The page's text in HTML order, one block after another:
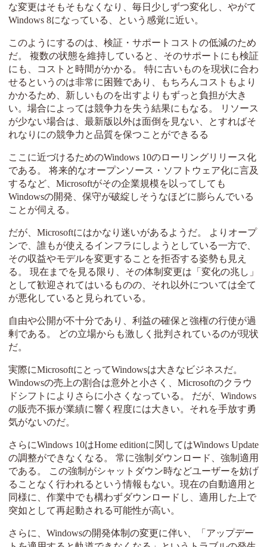
な変更はそもそもなくなり、毎日少しずつ変化し、やがて
Windows 8になっている、という感覚に近い。
このようにするのは、検証・サポートコストの低減のため
だ。 複数の状態を維持していると、そのサポートにも検証
にも、コストと時間がかかる。 特に古いものを現状に合わ
せるというのは非常に困難であり、もちろんコストもより
かかるため、新しいものを出すよりもずっと負担が大き
い。場合によっては競争力を失う結果にもなる。 リソース
が少ない場合は、最新版以外は面倒を見ない、とすればそ
れなりにの競争力と品質を保つことができるる
ここに近づけるためのWindows 10のローリングリリース化
である。 将来的なオープンソース・ソフトウェア化に言及
するなど、Microsoftがその企業規模を以ってしても
Windowsの開発、保守が破綻しそうなほどに膨らんでいる
ことが伺える。
だが、Microsoftにはかなり迷いがあるようだ。 よりオープ
ンで、誰もが使えるインフラにしようとしている一方で、
その収益やモデルを変更することを拒否する姿勢も見え
る。 現在までを見る限り、その体制変更は「変化の兆し」
として歓迎されてはいるものの、それ以外については全て
が悪化していると見られている。
自由や公開が不十分であり、利益の確保と強権の行使が過
剰である。 どの立場からも激しく批判されているのが現状
だ。
実際にMicrosoftにとってWindowsは大きなビジネスだ。
Windowsの売上の割合は意外と小さく、Microsoftのクラウ
ドシフトによりさらに小さくなっている。 だが、Windows
の販売不振が業績に響く程度には大きい。それを手放す勇
気がないのだ。
さらにWindows 10はHome editionに関してはWindows Update
の調整ができなくなる。 常に強制ダウンロード、強制適用
である。 この強制がシャットダウン時などユーザーを妨げ
ることなく行われるという情報もない。現在の自動適用と
同様に、作業中でも構わずダウンロードし、適用した上で
突如として再起動される可能性が高い。
さらに、Windowsの開発体制の変更に伴い、「アップデー